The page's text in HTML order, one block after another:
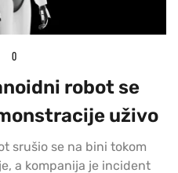
0
robot se
uživo
srušio se na bini tokom
a kompanija je incident